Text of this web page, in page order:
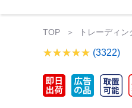
TOP トレーディン
(3322)